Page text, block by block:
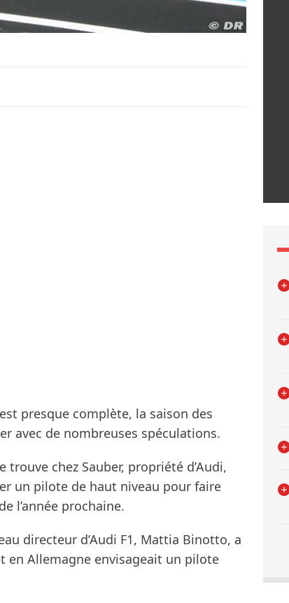
presque complète, la saison des
avec de nombreuses spéculations.
chez Sauber, propriété d’Audi,
un pilote de haut niveau pour faire
l’année prochaine.
directeur d’Audi F1, Mattia Binotto, a
en Allemagne envisageait un pilote